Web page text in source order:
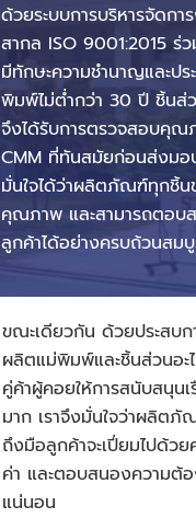
ด้วยระบบการบริหารจัดก
สากล ISO 9001:2015
มีทักษะความชำนาญและป
พิมพ์ไม่ต่ำกว่า 30 ปี ชิ้น
จึงได้รับการตรวจสอบคุณ
CMM ที่ทันสมัยก่อนส่งมอ
มั่นใจได้ว่าผลิตภัณฑ์ทุกชิ้น
คุณภาพ และสามารถตอบ
ลูกค้าได้อย่างครบถ้วนสม
ขณะเดียวกัน ด้วยประสบ
ผลิตแม่พิมพ์และชิ้นส่วนอ
คู่ค้าผู้คอยให้การสนับสนุน
มาก เราจึงมั่นใจว่าผลิต
ถึงมือลูกค้าจะเปี่ยมไปด้
ค่า และตอบสนองความต้
แน่นอน